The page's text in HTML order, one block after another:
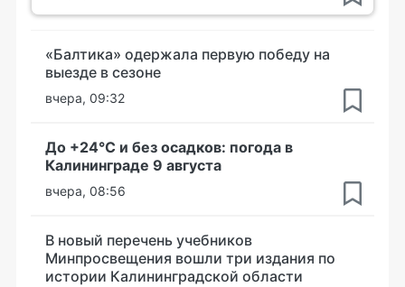
«Балтика» одержала первую победу на
выезде в сезоне
вчера, 09:32
До +24°С и без осадков: погода в
Калининграде 9 августа
вчера, 08:56
В новый перечень учебников
Минпросвещения вошли три издания по
истории Калининградской области